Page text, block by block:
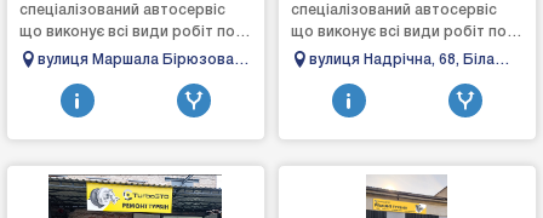
спеціалізований автосервіс
що виконує всі види робіт по
турбінах: зняття, діагностика,
виготовле...
вулиця Маршала Бірюзова,
26/1, Полтава, Полтавська
область, 36000
спеціалізований автосервіс
що виконує всі види робіт по
турбінах: зняття, діагностика,
виго...
вулиця Надрічна, 68, Біла
Церква, Київська обл., 09100